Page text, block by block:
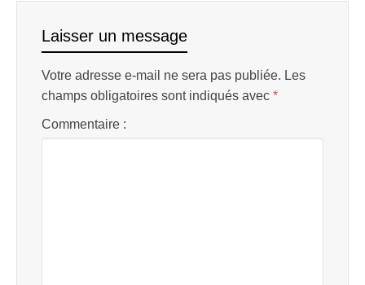
Laisser un message
Votre adresse e-mail ne sera pas publiée. Les
champs obligatoires sont indiqués avec *
Commentaire :